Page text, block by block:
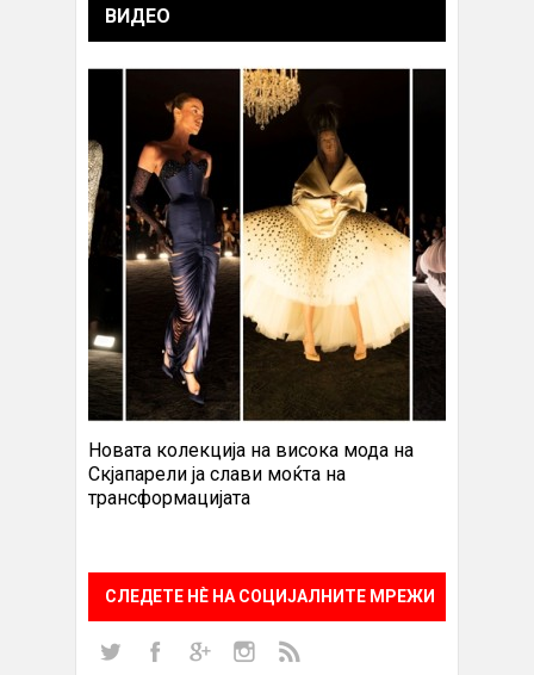
ВИДЕО
Новата колекција на висока мода на
Скјапарели ја слави моќта на
трансформацијата
СЛЕДЕТЕ НÈ НА СОЦИЈАЛНИТЕ МРЕЖИ